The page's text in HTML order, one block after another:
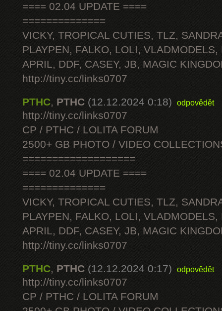
==== 02.04 UPDATE ====
==============
VICKY, TROPICAL CUTIES, TLZ,
PLAYPEN, FALKO, LOLI, VLADMODELS,
APRIL, DDF, CASEY, JB, MAGIC
http://tiny.cc/links0707
PTHC, PTHC (12.12.2024 0:18) odpovědět
http://tiny.cc/links0707
CP / PTHC / LOLITA FORUM
2500+ GB PHOTO / VIDEO
===================
==== 02.04 UPDATE ====
==============
VICKY, TROPICAL CUTIES, TLZ,
PLAYPEN, FALKO, LOLI, VLADMODELS,
APRIL, DDF, CASEY, JB, MAGIC
http://tiny.cc/links0707
PTHC, PTHC (12.12.2024 0:17) odpovědět
http://tiny.cc/links0707
CP / PTHC / LOLITA FORUM